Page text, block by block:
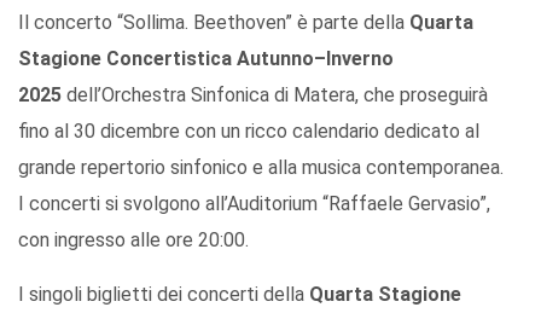
Il concerto “Sollima. Beethoven” è parte della Quarta
Stagione Concertistica Autunno–Inverno
2025 dell’Orchestra Sinfonica di Matera, che proseguirà
fino al 30 dicembre con un ricco calendario dedicato al
grande repertorio sinfonico e alla musica contemporanea.
I concerti si svolgono all’Auditorium “Raffaele Gervasio”,
con ingresso alle ore 20:00.
I singoli biglietti dei concerti della Quarta Stagione